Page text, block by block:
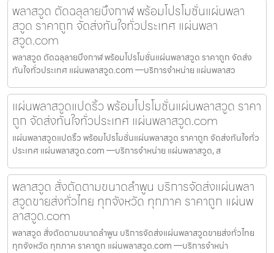
พลาสวูด ตัดฉลุลายบึงกาฬ พร้อมโปรโมชั่นแผ่นพลา
สวูด ราคาถูก จัดส่งทันใจทั่วประเทศ แผ่นพลา
สวูด.com
พลาสวูด ตัดฉลุลายบึงกาฬ พร้อมโปรโมชั่นแผ่นพลาสวูด ราคาถูก จัดส่ง
ทันใจทั่วประเทศ แผ่นพลาสวูด.com —บริการจำหน่าย แผ่นพลาสว
แผ่นพลาสวูดแปดริ้ว พร้อมโปรโมชั่นแผ่นพลาสวูด ราคา
ถูก จัดส่งทันใจทั่วประเทศ แผ่นพลาสวูด.com
แผ่นพลาสวูดแปดริ้ว พร้อมโปรโมชั่นแผ่นพลาสวูด ราคาถูก จัดส่งทันใจทั่ว
ประเทศ แผ่นพลาสวูด.com —บริการจำหน่าย แผ่นพลาสวูด, ส
พลาสวูด สั่งตัดตามขนาดลำพูน บริการจัดส่งแผ่นพลา
สวูดขายส่งทั่วไทย ทุกจังหวัด ทุกภาค ราคาถูก แผ่นพ
ลาสวูด.com
พลาสวูด สั่งตัดตามขนาดลำพูน บริการจัดส่งแผ่นพลาสวูดขายส่งทั่วไทย
ทุกจังหวัด ทุกภาค ราคาถูก แผ่นพลาสวูด.com —บริการจำหน่า